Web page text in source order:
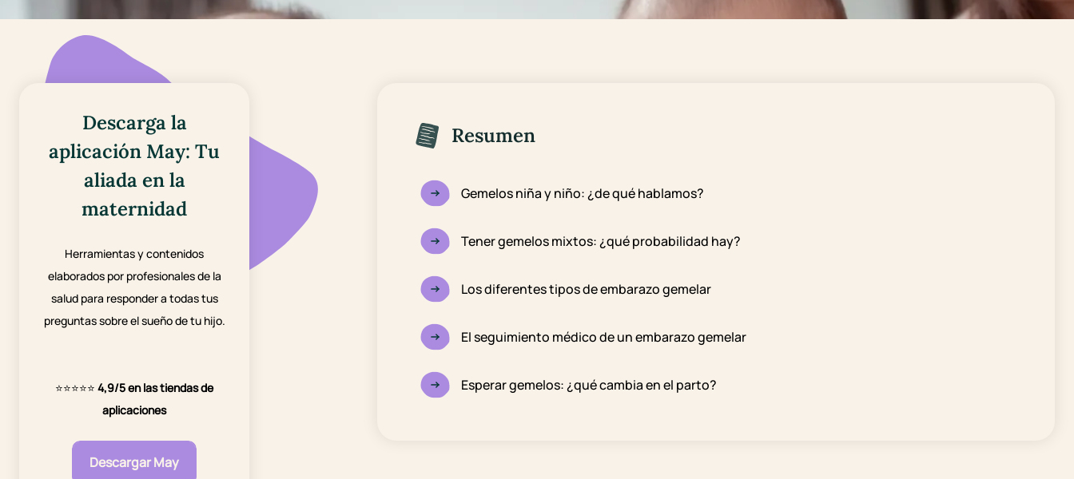
Descarga la
aplicación May: Tu
aliada en la
maternidad
Herramientas y contenidos
elaborados por profesionales de la
salud para responder a todas tus
preguntas sobre el sueño de tu hijo.
⭐⭐⭐⭐⭐ 4,9/5 en las tiendas de
aplicaciones
Descargar May
Resumen
Gemelos niña y niño: ¿de qué hablamos?
Tener gemelos mixtos: ¿qué probabilidad hay?
Los diferentes tipos de embarazo gemelar
El seguimiento médico de un embarazo gemelar
Esperar gemelos: ¿qué cambia en el parto?